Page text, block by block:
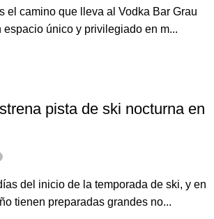
el camino que lleva al Vodka Bar Grau
espacio único y privilegiado en m...
pista de ski nocturna en
del inicio de la temporada de ski, y en
tienen preparadas grandes no...